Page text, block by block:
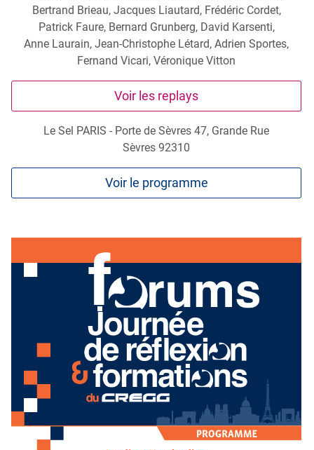
Bertrand Brieau, Jacques Liautard, Frédéric Cordet,
Patrick Faure, Bernard Grunberg, David Karsenti,
Anne Laurain, Jean-Christophe Létard, Adrien Sportes,
Fernand Vicari, Véronique Vitton
Voir les replays
Le Sel PARIS - Porte de Sèvres47, Grande Rue
Sèvres 92310
Voir le programme